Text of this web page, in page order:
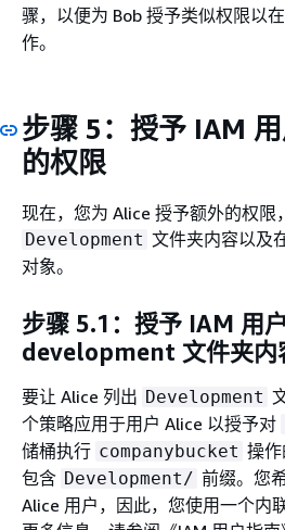
骤，以便为 Bob 授予类似权限以在
作。
步骤 5：授予 IAM
的权限
现在，您为 Alice 授予额外的权限
Development 文件夹内容以及
对象。
步骤 5.1：授予 IAM 用
development 文件夹内
要让 Alice 列出 Development
个策略应用于用户 Alice 以授予对
储桶执行 companybucket 操
包含 Development/ 前缀。您
Alice 用户，因此，您使用一个内